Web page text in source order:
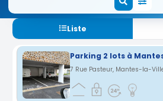
Liste
Parking 2 lots à